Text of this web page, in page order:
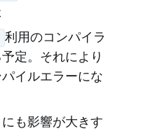
利用のコンパイラ
定。それにより
イルエラーにな
も影響が大きす